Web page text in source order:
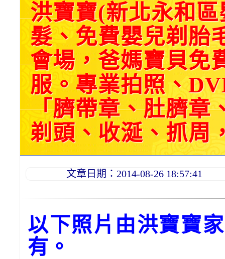
洪寶寶(新北永和
髮、免費嬰兒剃胎
會場，爸媽寶貝免
服。專業拍照、
「臍帶章、肚臍章
剃頭、收涎、抓周
文章日期：2014-08-26 18:57:41
以下照片由洪寶寶
有。